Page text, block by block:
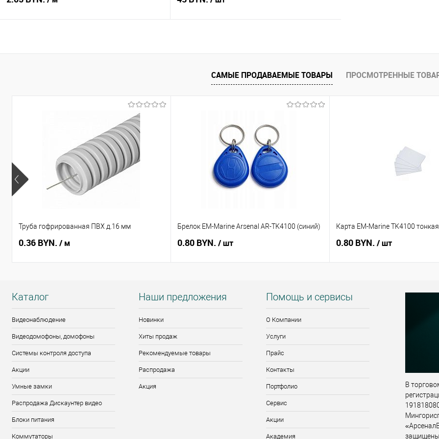
САМЫЕ ПРОДАВАЕМЫЕ ТОВАРЫ ПРОСМОТРЕННЫЕ
Труба гофрированная ПВХ д.16 мм
0.36 BYN. / м
Брелок EM-Marine Arsenal AR-TK4100 (синий)
0.80 BYN. / шт
Карта EM-Marine TK4100
0.80 BYN. / шт
Каталог
Видеонаблюдение
Видеодомофоны, домофоны
Системы контроля доступа
Акции
Умные замки
Распродажа Дискаунтер видео
Блоки питания
Коммутаторы
Наши предложения
Новинки
Хиты продаж
Рекомендуемые товары
Распродажа
Акция
Помощь и сервисы
О Компании
Услуги
Прайс
Контакты
Портфолио
Сервис
Акции
Академия
В